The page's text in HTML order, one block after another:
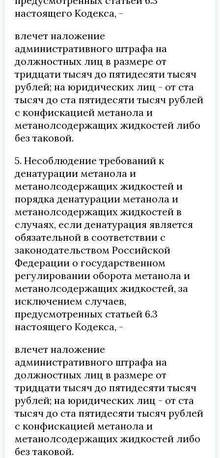
настоящего Кодекса, -
влечет наложение
административного штрафа на
должностных лиц в размере от
тридцати тысяч до пятидесяти тысяч
рублей; на юридических лиц - от ста
тысяч до ста пятидесяти тысяч рублей
с конфискацией метанола и
метанолсодержащих жидкостей либо
без таковой.
5. Несоблюдение требований к
денатурации метанола и
метанолсодержащих жидкостей и
порядка денатурации метанола и
метанолсодержащих жидкостей в
случаях, если денатурация является
обязательной в соответствии с
законодательством Российской
Федерации о государственном
регулировании оборота метанола и
метанолсодержащих жидкостей, за
исключением случаев,
предусмотренных статьей 6.3
настоящего Кодекса, -
влечет наложение
административного штрафа на
должностных лиц в размере от
тридцати тысяч до пятидесяти тысяч
рублей; на юридических лиц - от ста
тысяч до ста пятидесяти тысяч рублей
с конфискацией метанола и
метанолсодержащих жидкостей либо
без таковой.